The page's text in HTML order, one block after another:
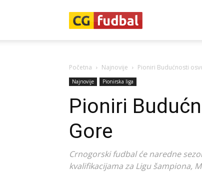
Početna Najnovije Pioniri Budućnosti
Najnovije Pionirska liga
Pioniri
Gore
Crnogorski fudbal će naredne
kvalifikacijama za Ligu šampiona,